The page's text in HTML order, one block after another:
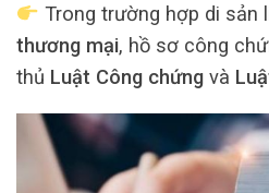
Trong trường hợp di sản
thương mại, hồ sơ công
thủ Luật Công chứng và